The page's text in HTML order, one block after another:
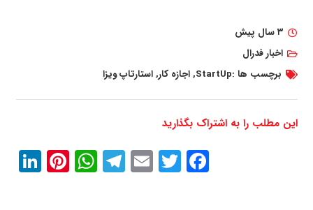
۳ سال پیش
اخبار فدرال
برچسب ها :StartUp
,اجازه کار,استارتاپ ویزا
این مطلب را به اشتراک بگذارید
Facebook
Twitter
Email
Telegram